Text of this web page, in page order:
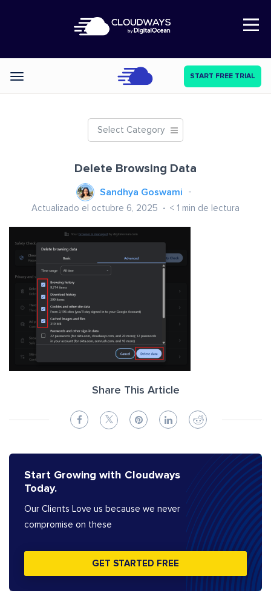
Open Nav
Categories START FREE TRIAL
Select Category
Delete Browsing Data
Sandhya Goswami
Actualizado el octubre 6, 2025 < 1 min de lectura
Share This Article
Start Growing with Cloudways
Today.
Our Clients Love us because we never
compromise on these
GET STARTED FREE